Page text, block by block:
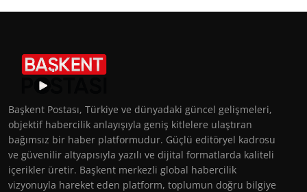
Başkent Postası, Türkiye ve dünyadaki güncel gelişmeleri,
objektif habercilik anlayışıyla geniş kitlelere ulaştıran
bağımsız bir haber platformudur. Güçlü editöryel kadrosu
ve güvenilir altyapısıyla yazılı ve dijital formatlarda kaliteli
içerikler üretir. Başkent merkezli global habercilik
vizyonuyla hareket eden platform, toplumun doğru bilgiye